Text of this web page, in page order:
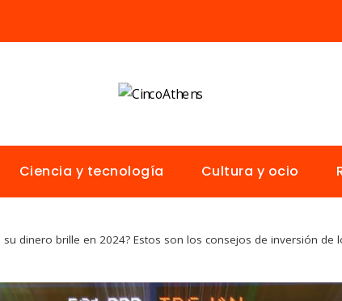
Ciencia y tecnología Cultura y ocio
su dinero brille en 2024? Estos son los consejos de inversión